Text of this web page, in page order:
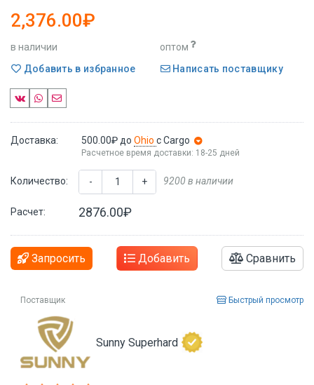
2,376.00₽
в наличии
оптом
Добавить в избранное
Написать поставщику
Доставка: 500.00₽ до Ohio с Cargo
Расчетное время доставки: 18-25 дней
Количество: - + 9200 в наличии
Расчет: 2876.00₽
Запросить Добавить Сравнить
Поставщик Быстрый просмотр
Sunny Superhard